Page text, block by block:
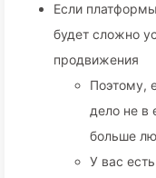
Если
будет сложно
продвижения
Поэтому,
дело не в
больше
У вас